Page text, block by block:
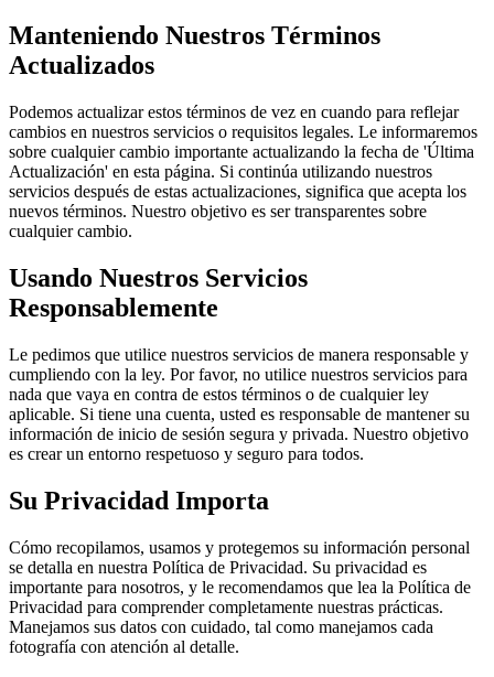
Manteniendo Nuestros Términos
Actualizados
Podemos actualizar estos términos de vez en cuando para reflejar
cambios en nuestros servicios o requisitos legales. Le informaremos
sobre cualquier cambio importante actualizando la fecha de 'Última
Actualización' en esta página. Si continúa utilizando nuestros
servicios después de estas actualizaciones, significa que acepta los
nuevos términos. Nuestro objetivo es ser transparentes sobre
cualquier cambio.
Usando Nuestros Servicios
Responsablemente
Le pedimos que utilice nuestros servicios de manera responsable y
cumpliendo con la ley. Por favor, no utilice nuestros servicios para
nada que vaya en contra de estos términos o de cualquier ley
aplicable. Si tiene una cuenta, usted es responsable de mantener su
información de inicio de sesión segura y privada. Nuestro objetivo
es crear un entorno respetuoso y seguro para todos.
Su Privacidad Importa
Cómo recopilamos, usamos y protegemos su información personal
se detalla en nuestra Política de Privacidad. Su privacidad es
importante para nosotros, y le recomendamos que lea la Política de
Privacidad para comprender completamente nuestras prácticas.
Manejamos sus datos con cuidado, tal como manejamos cada
fotografía con atención al detalle.